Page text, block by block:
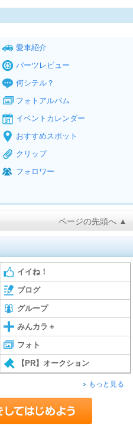
愛車紹介
パーツレビュー
何シテル？
フォトアルバム
イベントカレンダー
おすすめスポット
クリップ
フォロワー
ページの先頭へ ▲
イイね！
ブログ
グループ
みんカラ＋
フォト
【PR】オークション
もっと見る